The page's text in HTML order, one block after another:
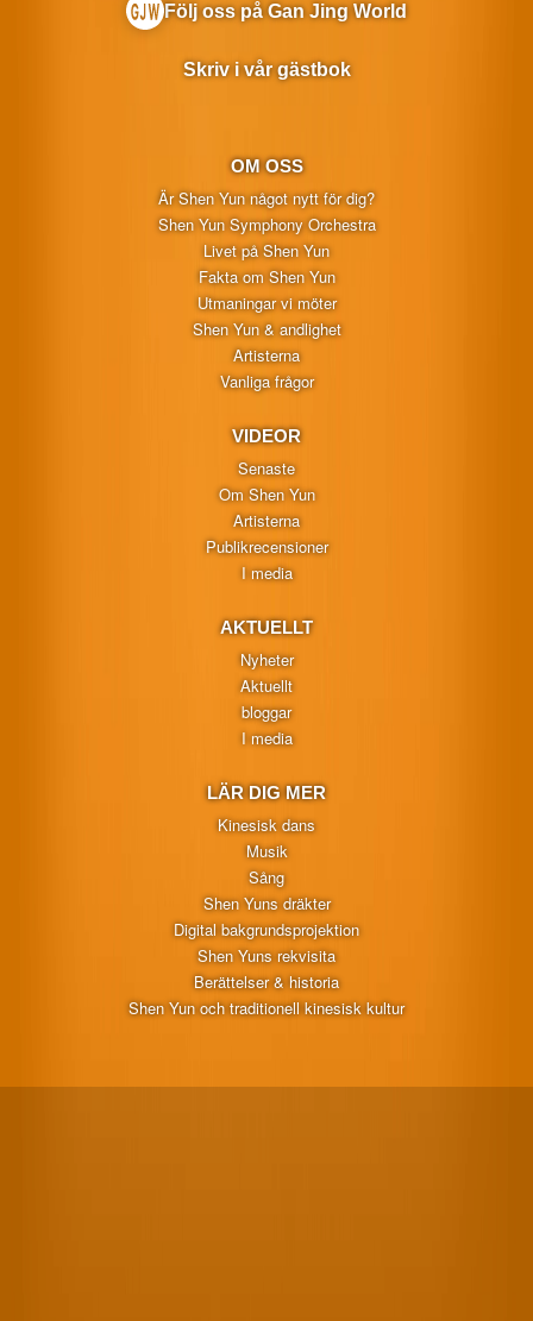
OM OSS
Är Shen Yun något nytt för dig?
Shen Yun Symphony Orchestra
Livet på Shen Yun
Fakta om Shen Yun
Utmaningar vi möter
Shen Yun & andlighet
Artisterna
Vanliga frågor
VIDEOR
Senaste
Om Shen Yun
Artisterna
Publikrecensioner
I media
AKTUELLT
Nyheter
Aktuellt
bloggar
I media
LÄR DIG MER
Kinesisk dans
Musik
Sång
Shen Yuns dräkter
Digital bakgrundsprojektion
Shen Yuns rekvisita
Berättelser & historia
Shen Yun och traditionell kinesisk kultur
Följ oss på Gan Jing World
Skriv i vår gästbok